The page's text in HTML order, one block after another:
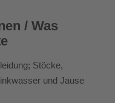
Bus wieder
nur mit
| mittel
/ Was
Stöcke,
und Jause